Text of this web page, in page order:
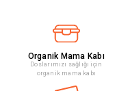
Organik Mama Kabı
Doslarımızı sağlığı için
organik mama kabı